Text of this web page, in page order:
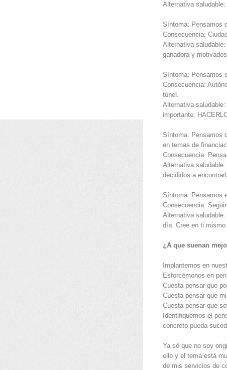
Alternativa
Síntoma: Pensamos
Consecuencia:
Alternativa
ganadora y
Síntoma: Pensamos
Consecuencia:
túnel.
Alternativa
importante:
Síntoma: Pensamos
en temas de
Consecuencia:
Alternativa
decididos a
Síntoma: Pensamos
Consecuencia:
Alternativa
día. Cree en ti mismo.
¿A que suenan
Implantemos en
Esforcémonos en
Cuesta pensar que
Cuesta pensar que
Cuesta pensar que
Identifiquemos el
concreto pueda
Ya sé que no soy
ello y el tema está
de mis servicios de